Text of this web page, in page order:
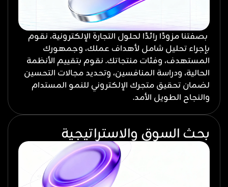
بصفتنا مزودًا رائدًا لحلول التجارة الإلكترونية، نقوم
بإجراء تحليل شامل لأهداف عملك، وجمهورك
المستهدف، وفئات منتجاتك. نقوم بتقييم الأنظمة
الحالية، ودراسة المنافسين، وتحديد مجالات التحسين
لضمان تحقيق متجرك الإلكتروني للنمو المستدام
والنجاح الطويل الأمد.
بحث السوق والاستراتيجية